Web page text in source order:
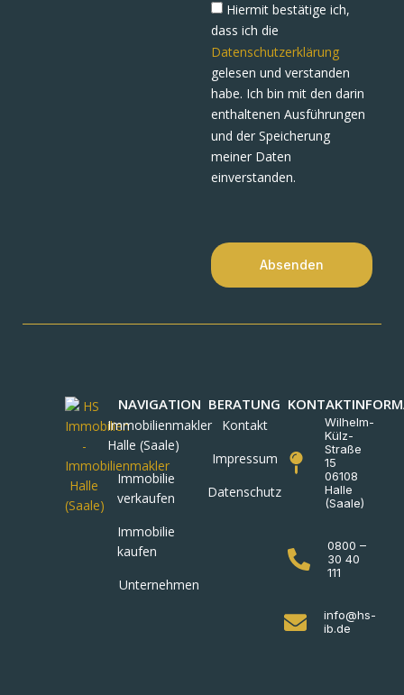
Hiermit bestätige ich,
dass ich die
Datenschutzerklärung
gelesen und verstanden
habe. Ich bin mit den darin
enthaltenen Ausführungen
und der Speicherung
meiner Daten
einverstanden.
Absenden
NAVIGATION
Immobilienmakler
Halle (Saale)
Immobilie
verkaufen
Immobilie
kaufen
Unternehmen
BERATUNG
Kontakt
Impressum
Datenschutz
Wilhelm-
Külz-
Straße
15
06108
Halle
(Saale)
0800 –
30 40
111
info@hs-
ib.de